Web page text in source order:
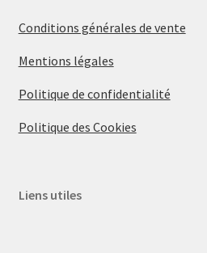
Conditions générales de vente
Mentions légales
Politique de confidentialité
Politique des Cookies
Liens utiles